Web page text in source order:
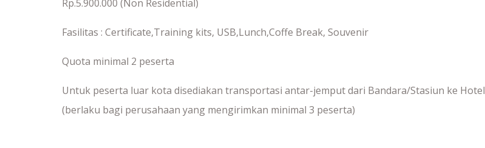
Rp.5.900.000 (Non Residential)
Fasilitas : Certificate,Training kits, USB,Lunch,Coffe Break, Souvenir
Quota minimal 2 peserta
Untuk peserta luar kota disediakan transportasi antar-jemput dari Bandara/Stasiun ke Hotel
(berlaku bagi perusahaan yang mengirimkan minimal 3 peserta)